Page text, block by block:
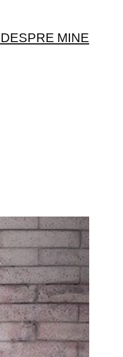
DESPRE MINE